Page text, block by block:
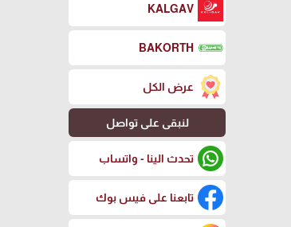
KALGAV
BAKORTH
عرض الكل
لنبقى على تواصل
تحدث الينا - واتساب
تابعنا على فيس بوك